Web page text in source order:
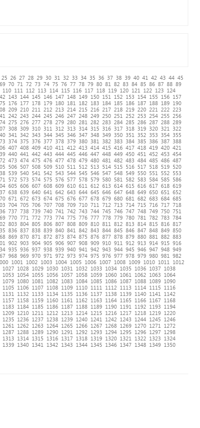
25 26 27 28 29 30 31 32 33 34 35 36 37 38 39 40 41 42 43 44 45
69 70 71 72 73 74 75 76 77 78 79 80 81 82 83 84 85 86 87 88 89
110 111 112 113 114 115 116 117 118 119 120 121 122 123
124
143 144 145 146 147 148 149 150 151 152 153 154 155 156 157
176 177 178 179 180 181 182 183 184 185 186 187 188 189 190
209 210 211 212 213 214 215 216 217 218 219 220 221 222
223
242 243 244 245 246 247 248 249 250 251 252 253 254 255
256
275 276 277 278 279 280 281 282 283 284 285 286 287 288 289
308 309 310 311 312 313 314 315 316 317 318 319 320 321
322
341 342 343 344 345 346 347 348 349 350 351 352 353 354 355
374 375 376 377 378 379 380 381 382 383 384 385 386 387 388
407 408 409 410 411 412 413 414 415 416 417 418 419 420 421
440 441 442 443 444 445 446 447 448 449 450 451 452 453 454
473 474 475 476 477 478 479 480 481 482 483 484 485 486 487
506 507 508 509 510 511 512 513 514 515 516 517 518 519 520
539 540 541 542 543 544 545 546 547 548 549 550 551 552
553
572 573 574 575 576 577 578 579 580 581 582 583 584 585
586
605 606 607 608 609 610 611 612 613 614 615 616 617 618 619
638 639 640 641 642 643 644 645 646 647 648 649 650 651
652
671 672 673 674 675 676 677 678 679 680 681 682 683 684 685
704 705 706 707 708 709 710 711 712 713 714 715 716 717 718
737 738 739 740 741 742 743 744 745 746 747 748 749 750 751
770 771 772 773 774 775 776 777 778 779 780 781 782 783 784
803 804 805 806 807 808 809 810 811 812 813 814 815 816 817
836 837 838 839 840 841 842 843 844 845 846 847 848 849 850
869 870 871 872 873 874 875 876 877 878 879 880 881 882 883
902 903 904 905 906 907 908 909 910 911 912 913 914 915 916
935 936 937 938 939 940 941 942 943 944 945 946 947 948 949
968 969 970 971 972 973 974 975 976 977 978 979 980 981
982
1001 1002 1003 1004 1005 1006 1007 1008 1009 1010 1011
1012
1027 1028 1029 1030 1031 1032 1033 1034 1035 1036 1037 1038
1053 1054 1055 1056 1057 1058 1059 1060 1061 1062 1063
1064
1079 1080 1081 1082 1083 1084 1085 1086 1087 1088 1089 1090
1105 1106 1107 1108 1109 1110 1111 1112 1113 1114 1115
1116
1131 1132 1133 1134 1135 1136 1137 1138 1139 1140 1141
1142
1157 1158 1159 1160 1161 1162 1163 1164 1165 1166 1167 1168
1183 1184 1185 1186 1187 1188 1189 1190 1191 1192 1193
1194
1209 1210 1211 1212 1213 1214 1215 1216 1217 1218 1219 1220
1235 1236 1237 1238 1239 1240 1241 1242 1243 1244 1245
1246
1261 1262 1263 1264 1265 1266 1267 1268 1269 1270 1271
1272
1287 1288 1289 1290 1291 1292 1293 1294 1295 1296 1297 1298
1313 1314 1315 1316 1317 1318 1319 1320 1321 1322 1323
1324
1339 1340 1341 1342 1343 1344 1345 1346 1347 1348 1349 1350